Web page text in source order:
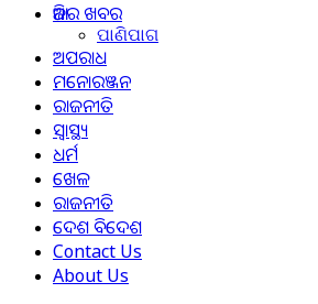
ଆଜିର ଖବର
ପାଣିପାଗ
ଅପରାଧ
ମନୋରଞ୍ଜନ
ରାଜନୀତି
ସ୍ୱାସ୍ଥ୍ୟ
ଧର୍ମ
ଖେଳ
ରାଜନୀତି
ଦେଶ ବିଦେଶ
Contact Us
About Us